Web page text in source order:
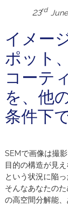
23rd
イメー
ポット
コーテ
を、他
条件下
SEMで画像は撮
目的の構造が見
という状況に陥
そんなあなたの
の高空間分解能